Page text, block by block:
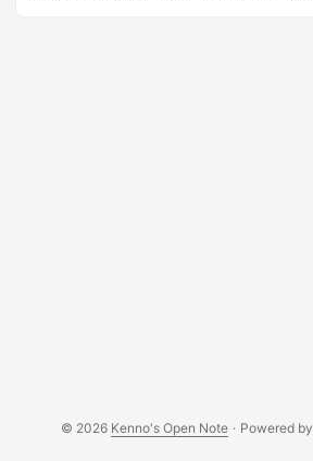
© 2026 Kenno's Open Note · Powered by